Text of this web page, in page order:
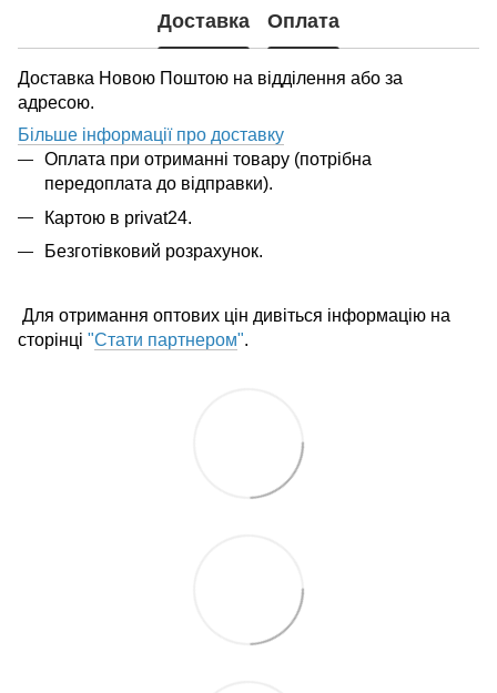
Доставка Оплата
Доставка Новою Поштою на відділення або за
адресою.
Більше інформації про доставку
Оплата при отриманні товару (потрібна
передоплата до відправки).
Картою в privat24.
Безготівковий розрахунок.
Для отримання оптових цін дивіться інформацію на
сторінці "Стати партнером".